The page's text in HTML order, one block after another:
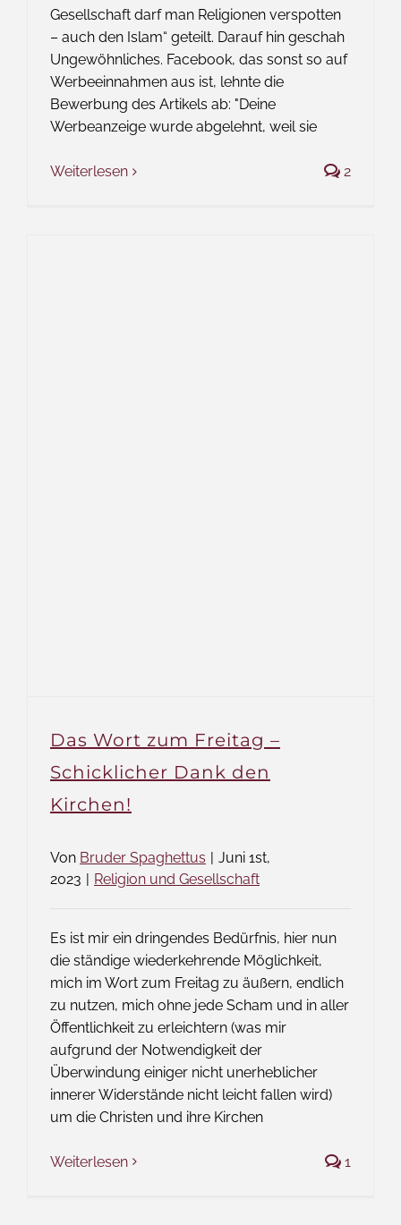
Gesellschaft darf man Religionen verspotten
– auch den Islam“ geteilt. Darauf hin geschah
Ungewöhnliches. Facebook, das sonst so auf
Werbeeinnahmen aus ist, lehnte die
Bewerbung des Artikels ab: "Deine
Werbeanzeige wurde abgelehnt, weil sie
Weiterlesen 2
Das Wort zum Freitag –
Schicklicher Dank den
Kirchen!
Von Bruder Spaghettus | Juni 1st,
2023 | Religion und Gesellschaft
Es ist mir ein dringendes Bedürfnis, hier nun
die ständige wiederkehrende Möglichkeit,
mich im Wort zum Freitag zu äußern, endlich
zu nutzen, mich ohne jede Scham und in aller
Öffentlichkeit zu erleichtern (was mir
aufgrund der Notwendigkeit der
Überwindung einiger nicht unerheblicher
innerer Widerstände nicht leicht fallen wird)
um die Christen und ihre Kirchen
Weiterlesen 1